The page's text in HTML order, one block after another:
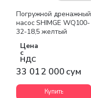
Бесплатная доставка
Погружной дренажный
насос SHIMGE WQ100-
32-18,5 желтый
Цена
с
НДС
33 012 000 сум
Купить